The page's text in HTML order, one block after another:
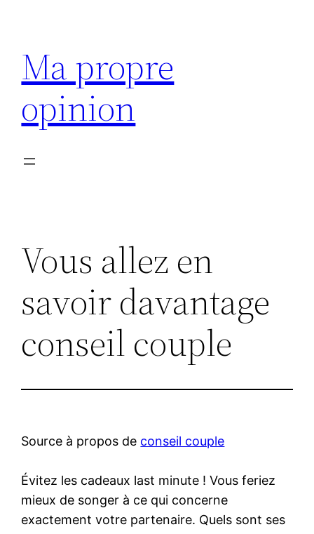
contenu
Ma propre
opinion
Vous allez en
savoir davantage
conseil couple
Source à propos de conseil couple
Évitez les cadeaux last minute ! Vous feriez
mieux de songer à ce qui concerne
exactement votre partenaire. Quels sont ses